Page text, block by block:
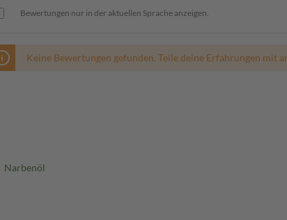
Bewertungen nur in der aktuellen Sprache anzeigen.
Keine Bewertungen gefunden. Teile deine Erfahrungen mit
Narbenöl